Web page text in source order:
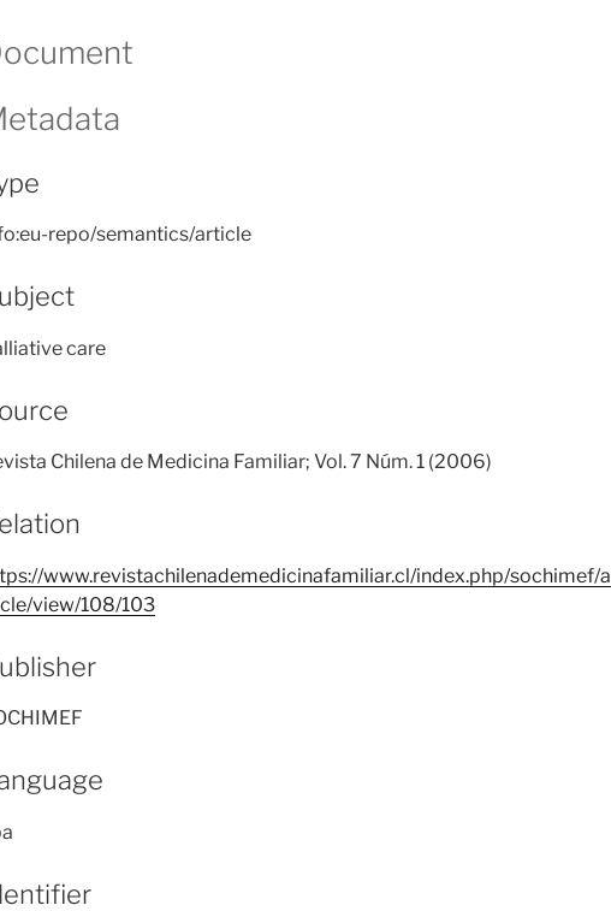
repo/semantics/article
care
Chilena de Medicina Familiar; Vol. 7 Núm. 1 (2006)
www.revistachilenademedicinafamiliar.cl/index.php/sochimef/a
view/108/103